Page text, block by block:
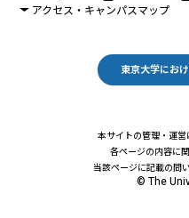
アクセス・キャンパスマップ
東京大学にお
本サイトの管理・運営
各ページの内容に
当該ページに記載の問
© The